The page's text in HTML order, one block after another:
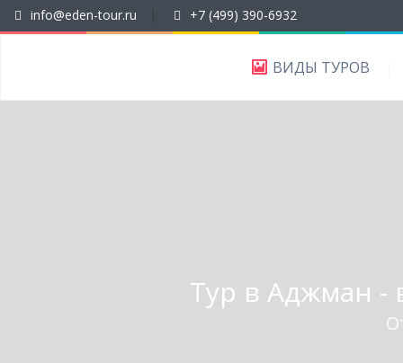
info@eden-tour.ru +7 (499) 390-6932
ВИДЫ ТУРОВ
Тур в Аджман -